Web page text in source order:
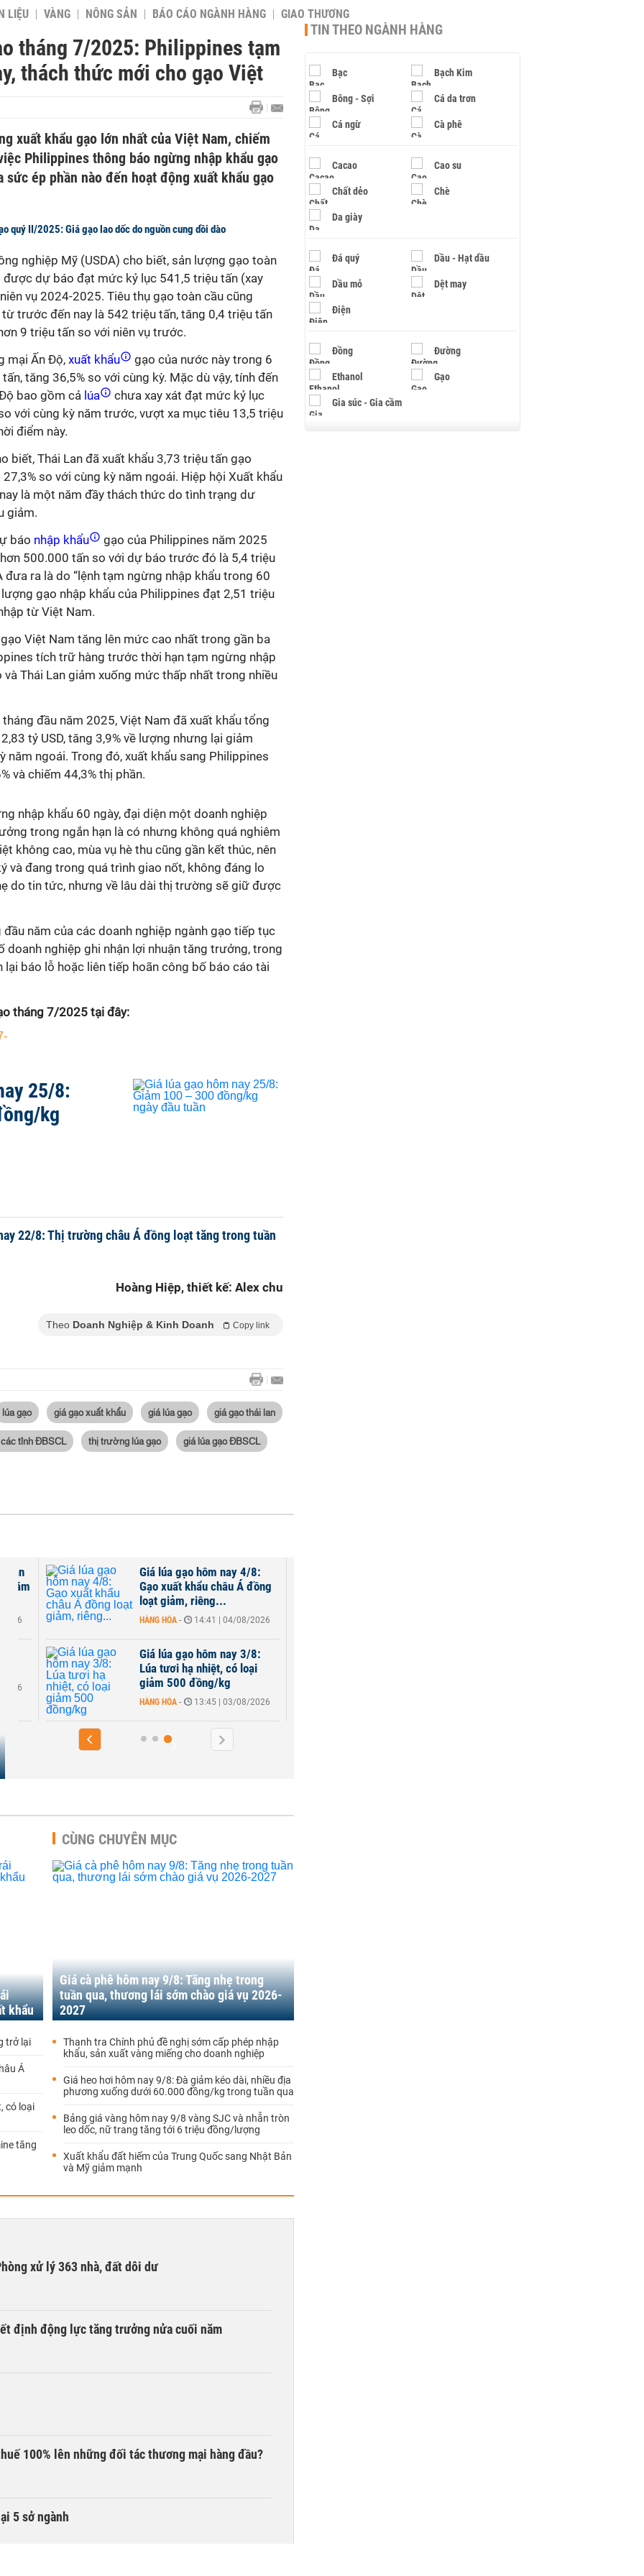
LIỆU VÀNG NÔNG SẢN BÁO CÁO NGÀNH HÀNG GIAO THƯƠNG
tháng 7/2025: Philippines tạm
thách thức mới cho gạo Việt
xuất khẩu gạo lớn nhất của Việt Nam, chiếm
Philippines thông báo ngừng nhập khẩu gạo
ép phần nào đến hoạt động xuất khẩu gạo
quý II/2025: Giá gạo lao dốc do nguồn cung dồi dào
nghiệp Mỹ (USDA) cho biết, sản lượng gạo toàn
dự báo đạt mức kỷ lục 541,5 triệu tấn (xay
vụ 2024-2025. Tiêu thụ gạo toàn cầu cũng
trước đến nay là 542 triệu tấn, tăng 0,4 triệu tấn
9 triệu tấn so với niên vụ trước.
mại Ấn Độ,xuất khẩu
gạo của nước này trong 6
tăng 36,5% so với cùng kỳ. Mặc dù vậy, tính đến
bao gồm cả lúa
chưa xay xát đạt mức kỷ lục
với cùng kỳ năm trước, vượt xa mục tiêu 13,5 triệu
điểm này.
biết, Thái Lan đã xuất khẩu 3,73 triệu tấn gạo
so với cùng kỳ năm ngoái. Hiệp hội Xuất khẩu
là một năm đầy thách thức do tình trạng dư
giảm.
báo nhập khẩu
gạo của Philippines năm 2025
500.000 tấn so với dự báo trước đó là 5,4 triệu
đưa ra là do “lệnh tạm ngừng nhập khẩu trong 60
lượng gạo nhập khẩu của Philippines đạt 2,51 triệu
từ Việt Nam.
Việt Nam tăng lên mức cao nhất trong gần ba
tích trữ hàng trước thời hạn tạm ngừng nhập
Thái Lan giảm xuống mức thấp nhất trong nhiều
đầu năm 2025, Việt Nam đã xuất khẩu tổng
tỷ USD, tăng 3,9% về lượng nhưng lại giảm
năm ngoái. Trong đó, xuất khẩu sang Philippines
và chiếm 44,3% thị phần.
nhập khẩu 60 ngày, đại diện một doanh nghiệp
trong ngắn hạn là có nhưng không quá nghiêm
không cao, mùa vụ hè thu cũng gần kết thúc, nên
và đang trong quá trình giao nốt, không đáng lo
do tin tức, nhưng về lâu dài thị trường sẽ giữ được
năm của các doanh nghiệp ngành gạo tiếp tục
doanh nghiệp ghi nhận lợi nhuận tăng trưởng, trong
lại báo lỗ hoặc liên tiếp hoãn công bố báo cáo tài
tháng 7/2025 tại đây:
25/8:
kg
22/8: Thị trường châu Á đồng loạt tăng trong tuần
Hoàng Hiệp, thiết kế: Alex chu
Theo Doanh Nghiệp & Kinh Doanh Copy link
lúa gạo giá gạo xuất khẩu giá lúa gạo giá gạo thái lan
tỉnh ĐBSCL thị trường lúa gạo giá lúa gạo ĐBSCL
Lan
năm
2026
2026
Giá lúa gạo hôm nay 4/8:
Gạo xuất khẩu châu Á đồng
loạt giảm, riêng...
HÀNG HÓA - 14:41 | 04/08/2026
Giá lúa gạo hôm nay 3/8:
Lúa tươi hạ nhiệt, có loại
giảm 500 đồng/kg
HÀNG HÓA - 13:45 | 03/08/2026
khẩu
trở lại
Á
có loại
tăng
CÙNG CHUYÊN MỤC
Giá cà phê hôm nay 9/8: Tăng nhẹ trong
tuần qua, thương lái sớm chào giá vụ 2026-
2027
Thanh tra Chính phủ đề nghị sớm cấp phép nhập
khẩu, sản xuất vàng miếng cho doanh nghiệp
Giá heo hơi hôm nay 9/8: Đà giảm kéo dài, nhiều địa
phương xuống dưới 60.000 đồng/kg trong tuần qua
Bảng giá vàng hôm nay 9/8 vàng SJC và nhẫn tròn
leo dốc, nữ trang tăng tới 6 triệu đồng/lượng
Xuất khẩu đất hiếm của Trung Quốc sang Nhật Bản
và Mỹ giảm mạnh
xử lý 363 nhà, đất dôi dư
định động lực tăng trưởng nửa cuối năm
100% lên những đối tác thương mại hàng đầu?
5 sở ngành
TIN THEO NGÀNH HÀNG
Bạc Bạch Kim
Bông - Sợi Cá da trơn
Cá ngừ Cà phê
Cacao Cao su
Chất dẻo Chè
Da giày
Đá quý Dầu - Hạt dầu
Dầu mỏ Dệt may
Điện
Đồng Đường
Ethanol Gạo
Gia súc - Gia cầm